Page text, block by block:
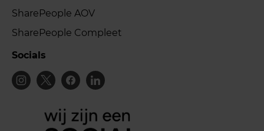
SharePeople AOV
SharePeople Compleet
Socials